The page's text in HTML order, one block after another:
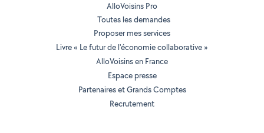
AlloVoisins Pro
Toutes les demandes
Proposer mes services
Livre « Le futur de l'économie collaborative »
AlloVoisins en France
Espace presse
Partenaires et Grands Comptes
Recrutement